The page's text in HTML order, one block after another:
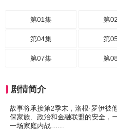
第01集 第
第04集 第
第07集 第
剧情简介
故事将承接第2季末，洛根·罗伊被
保家族、政治和金融联盟的安全，
一场家庭内战……